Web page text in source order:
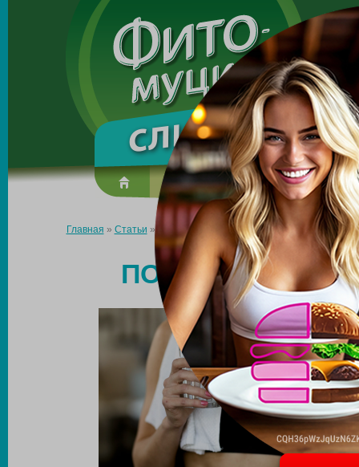
Made in the UK
О препарате Усиль эффект
Главная » Статьи »Похудение с помощью псиллиума
ПОХУДЕНИЕ С